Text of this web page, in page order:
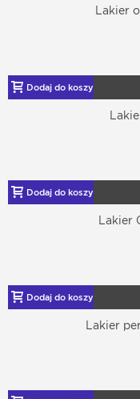
Lakier
Dodaj do koszyka
Dodaj do koszyka
Lakier
Dodaj do koszyka
Lakier